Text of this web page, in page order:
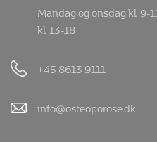
Mandag og onsdag kl. 9-
kl. 13-18
+45 8613 9111
info@osteoporose.dk